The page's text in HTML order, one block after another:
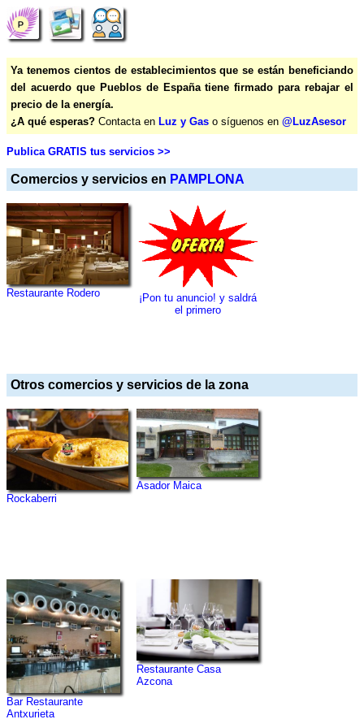
Ya tenemos cientos de establecimientos que se están beneficiando
del acuerdo que Pueblos de España tiene firmado para rebajar el
precio de la energía.
¿A qué esperas? Contacta en Luz y Gas o síguenos en @LuzAsesor
Publica GRATIS tus servicios >>
Comercios y servicios en PAMPLONA
Restaurante Rodero
¡Pon tu anuncio! y saldrá
el primero
Otros comercios y servicios de la zona
Rockaberri
Asador Maica
Bar Restaurante
Antxurieta
Restaurante Casa
Azcona